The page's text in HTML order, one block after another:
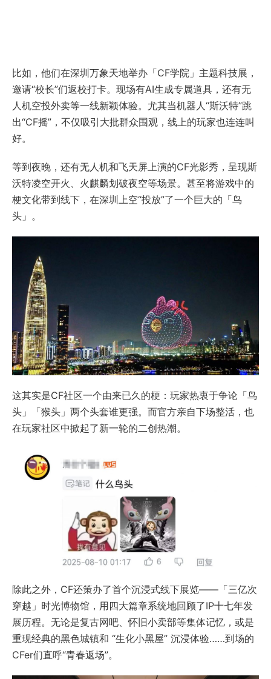
比如，他们在深圳万象天地举办「CF学院」主题科技展，
邀请“校长”们返校打卡。现场有AI生成专属道具，还有无
人机空投外卖等一线新颖体验。尤其当机器人“斯沃特”跳
出“CF摇”，不仅吸引大批群众围观，线上的玩家也连连叫
好。
等到夜晚，还有无人机和飞天屏上演的CF光影秀，呈现斯
沃特凌空开火、火麒麟划破夜空等场景。甚至将游戏中的
梗文化带到线下，在深圳上空“投放”了一个巨大的「鸟
头」。
这其实是CF社区一个由来已久的梗：玩家热衷于争论「鸟
头」「猴头」两个头套谁更强。而官方亲自下场整活，也
在玩家社区中掀起了新一轮的二创热潮。
除此之外，CF还策办了首个沉浸式线下展览——「三亿次
穿越」时光博物馆，用四大篇章系统地回顾了IP十七年发
展历程。无论是复古网吧、怀旧小卖部等集体记忆，或是
重现经典的黑色城镇和 “生化小黑屋” 沉浸体验……到场的
CFer们直呼“青春返场”。